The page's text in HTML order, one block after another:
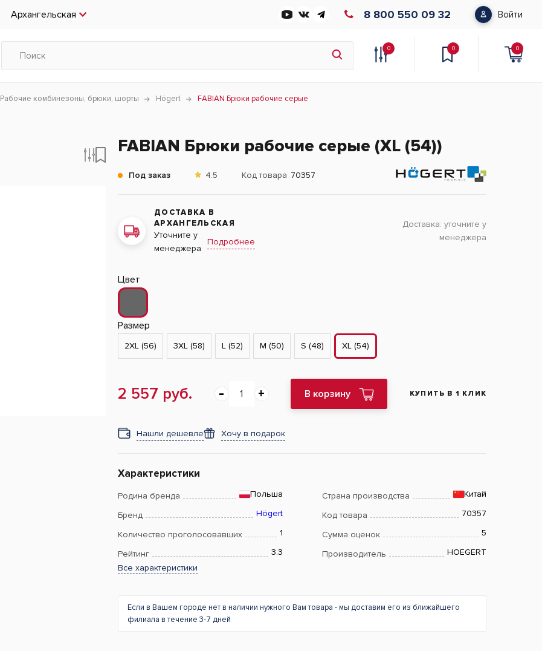
Архангельская 8 800 550 09 32 Войти
0 0 0
Рабочие комбинезоны, брюки, шорты Högert FABIAN Брюки рабочие серые
FABIAN Брюки рабочие серые (XL (54))
Под заказ 4.5 Код товара 70357
ДОСТАВКА В
АРХАНГЕЛЬСКАЯ
Уточните у
менеджера
Подробнее
Доставка: уточните у
менеджера
Цвет
Размер
2XL (56) 3XL (58) L (52) M (50) S (48) XL (54)
2 557 руб. В корзину КУПИТЬ В 1 КЛИК
Нашли дешевле Хочу в подарок
Характеристики
Родина бренда Польша Страна производства Китай
Бренд Högert Код товара 70357
Количество проголосовавших 1 Сумма оценок 5
Рейтинг 3.3 Производитель
HOEGERT
Все характеристики
Если в Вашем городе нет в наличии нужного Вам товара - мы доставим его из ближайшего
филиала в течение 3-7 дней